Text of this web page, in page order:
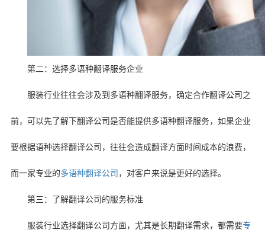
第二：选择多语种翻译服务企业
服装行业往往会涉及到多语种翻译服务，确定合作翻译公司之
前，可以先了解下翻译公司是否能提供多语种翻译服务，如果企业
要根据语种选择翻译公司，往往会造成翻译方面时间成本的浪费，
而一家专业的多语种翻译公司 ，对客户来说是更好的选择。
第三：了解翻译公司的服务标准
服装行业选择翻译公司方面，尤其是长期翻译需求，都需要专